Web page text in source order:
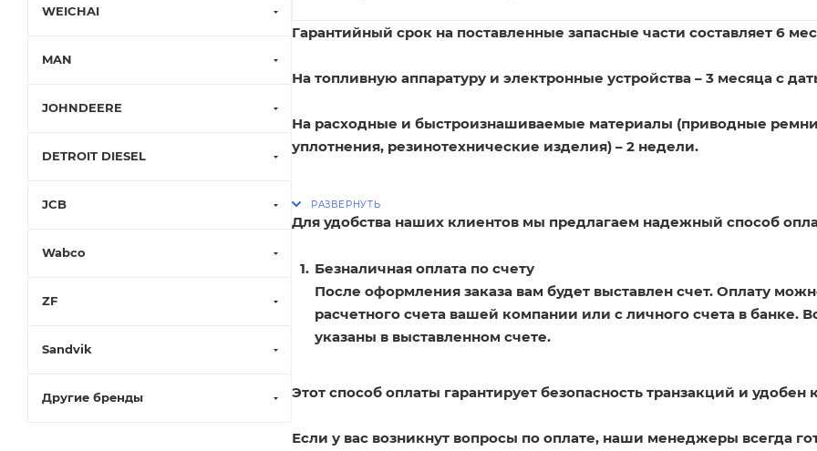
Гарантийный срок на поставленные запасные части составляет 6
На топливную аппаратуру и электронные устройства – 3 месяца с
На расходные и быстроизнашиваемые материалы (приводные
уплотнения, резинотехнические изделия) – 2 недели.
Для удобства наших клиентов мы предлагаем надежный способ
Безналичная оплата по счету
После оформления заказа вам будет выставлен счет. Оплату
расчетного счета вашей компании или с личного счета в банке.
указаны в выставленном счете.
Этот способ оплаты гарантирует безопасность транзакций и
Если у вас возникнут вопросы по оплате, наши менеджеры всегда
WEICHAI
MAN
JOHNDEERE
DETROIT DIESEL
JCB
Wabco
ZF
Sandvik
Другие бренды